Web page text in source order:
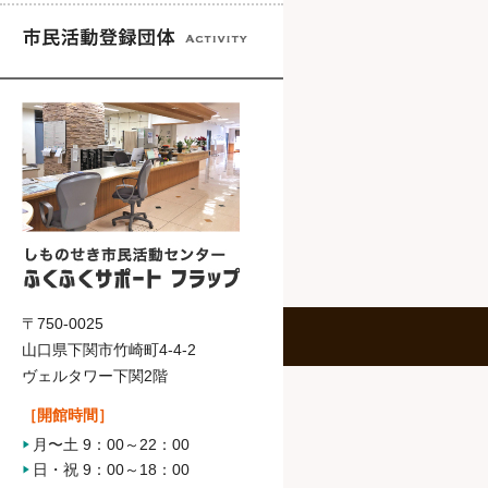
〒750-0025
山口県下関市竹崎町4-4-2
ヴェルタワー下関2階
［開館時間］
月〜土 9：00～22：00
日・祝 9：00～18：00